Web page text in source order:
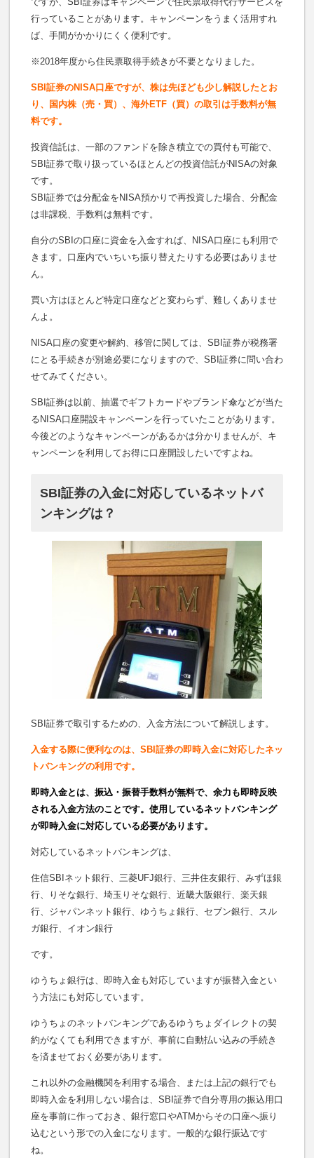
行っていることがあります。キャンペーンをうまく活用すれ
ば、手間がかかりにくく便利です。
※2018年度から住民票取得手続きが不要となりました。
SBI証券のNISA口座ですが、株は先ほども少し解説したとお
り、国内株（売・買）、海外ETF（買）の取引は手数料が無
料です。
投資信託は、一部のファンドを除き積立での買付も可能で、
SBI証券で取り扱っているほとんどの投資信託がNISAの対象
です。
SBI証券では分配金をNISA預かりで再投資した場合、分配金
は非課税、手数料は無料です。
自分のSBIの口座に資金を入金すれば、NISA口座にも利用で
きます。口座内でいちいち振り替えたりする必要はありませ
ん。
買い方はほとんど特定口座などと変わらず、難しくありませ
んよ。
NISA口座の変更や解約、移管に関しては、SBI証券が税務署
にとる手続きが別途必要になりますので、SBI証券に問い合わ
せてみてください。
SBI証券は以前、抽選でギフトカードやブランド傘などが当た
るNISA口座開設キャンペーンを行っていたことがあります。
今後どのようなキャンペーンがあるかは分かりませんが、キ
ャンペーンを利用してお得に口座開設したいですよね。
SBI証券の入金に対応しているネットバ
ンキングは？
SBI証券で取引するための、入金方法について解説します。
入金する際に便利なのは、SBI証券の即時入金に対応したネッ
トバンキングの利用です。
即時入金とは、振込・振替手数料が無料で、余力も即時反映
される入金方法のことです。使用しているネットバンキング
が即時入金に対応している必要があります。
対応しているネットバンキングは、
住信SBIネット銀行、三菱UFJ銀行、三井住友銀行、みずほ銀
行、りそな銀行、埼玉りそな銀行、近畿大阪銀行、楽天銀
行、ジャパンネット銀行、ゆうちょ銀行、セブン銀行、スル
ガ銀行、イオン銀行
です。
ゆうちょ銀行は、即時入金も対応していますが振替入金とい
う方法にも対応しています。
ゆうちょのネットバンキングであるゆうちょダイレクトの契
約がなくても利用できますが、事前に自動払い込みの手続き
を済ませておく必要があります。
これ以外の金融機関を利用する場合、または上記の銀行でも
即時入金を利用しない場合は、SBI証券で自分専用の振込用口
座を事前に作っておき、銀行窓口やATMからその口座へ振り
込むという形での入金になります。一般的な銀行振込です
ね。